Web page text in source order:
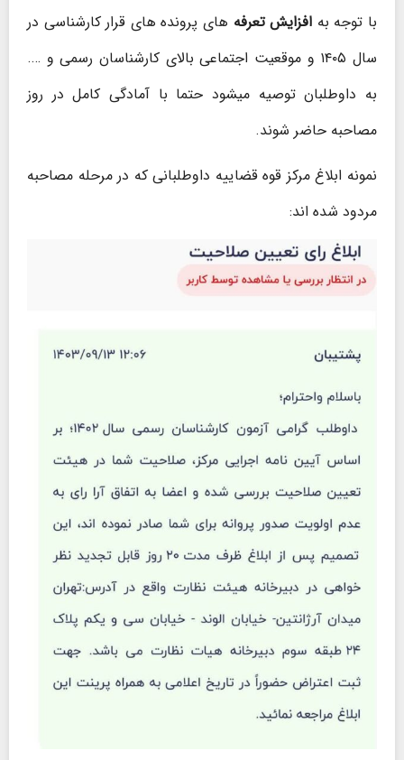
با توجه به افزایش تعرفه های پرونده های قرار کارشناسی در
سال ۱۴۰۵ و موقعیت اجتماعی بالای کارشناسان رسمی و ….
به داوطلبان توصیه میشود حتما با آمادگی کامل در روز
مصاحبه حاضر شوند.
نمونه ابلاغ مرکز قوه قضاییه داوطلبانی که در مرحله مصاحبه
مردود شده اند: